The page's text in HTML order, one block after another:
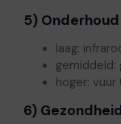
5) Onderhoud
laag:
gemiddeld:
hoger: vuur
6)